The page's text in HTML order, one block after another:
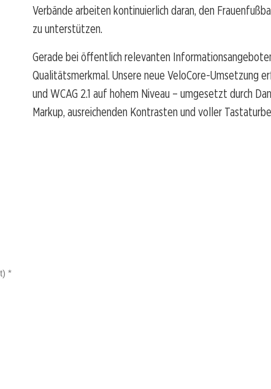
Verbände arbeiten kontinuierlich daran, den
zu unterstützen.
Gerade bei öffentlich relevanten
Qualitätsmerkmal. Unsere neue VeloCore-Umsetzung
und WCAG 2.1 auf hohem Niveau – umgesetzt durch
Markup, ausreichenden Kontrasten und voller